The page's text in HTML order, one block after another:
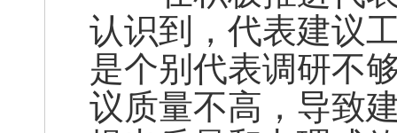
认识到，代表建议
是个别代表调研不
议质量不高，导致